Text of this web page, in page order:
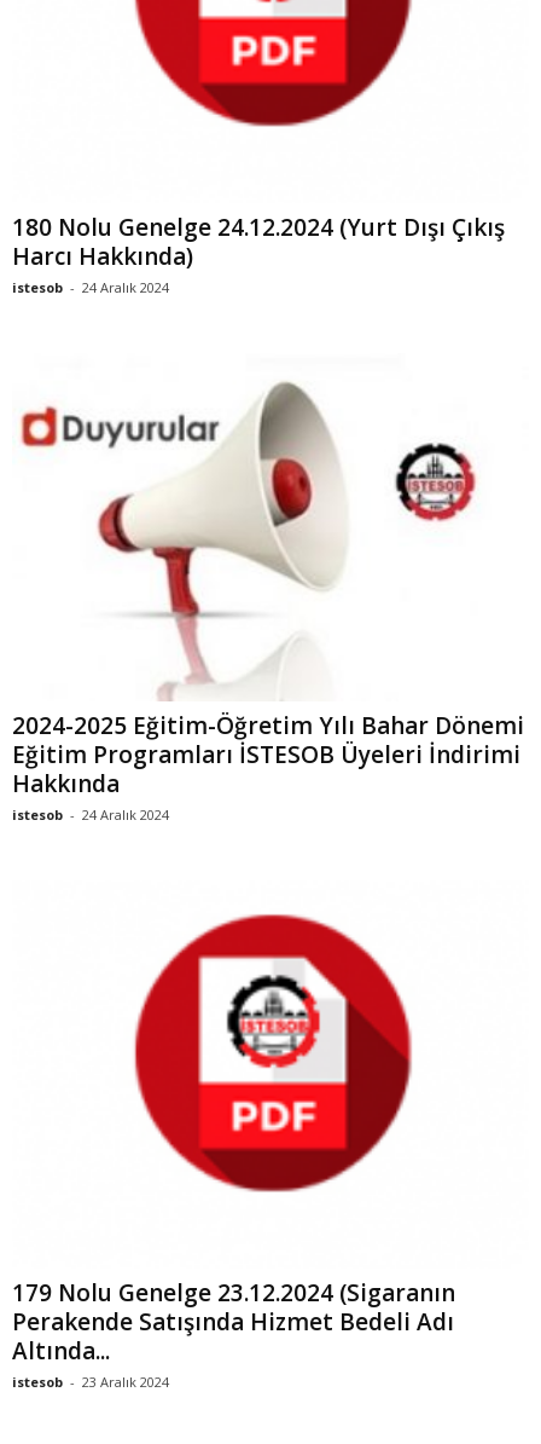
180 Nolu Genelge 24.12.2024 (Yurt Dışı Çıkış
Harcı Hakkında)
istesob - 24 Aralık 2024
2024-2025 Eğitim-Öğretim Yılı Bahar Dönemi
Eğitim Programları İSTESOB Üyeleri İndirimi
Hakkında
istesob - 24 Aralık 2024
179 Nolu Genelge 23.12.2024 (Sigaranın
Perakende Satışında Hizmet Bedeli Adı
Altında...
istesob - 23 Aralık 2024